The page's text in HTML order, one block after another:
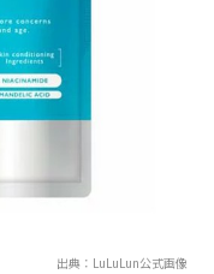
出典：LuLuLun公式画像